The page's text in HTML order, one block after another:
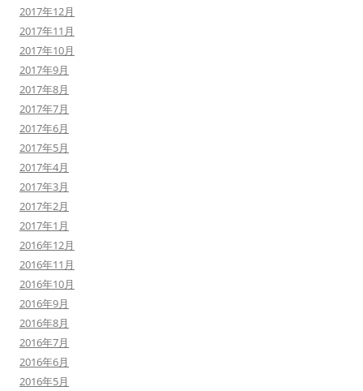
2017年12月
2017年11月
2017年10月
2017年9月
2017年8月
2017年7月
2017年6月
2017年5月
2017年4月
2017年3月
2017年2月
2017年1月
2016年12月
2016年11月
2016年10月
2016年9月
2016年8月
2016年7月
2016年6月
2016年5月